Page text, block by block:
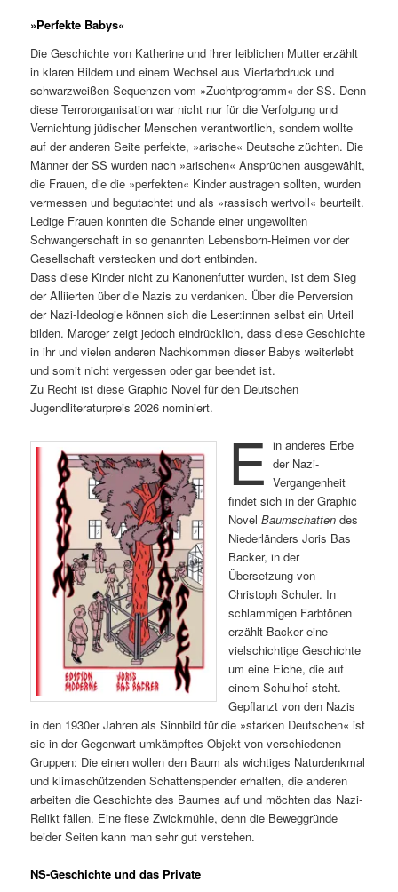
»Perfekte Babys«
Die Geschichte von Katherine und ihrer leiblichen Mutter erzählt
in klaren Bildern und einem Wechsel aus Vierfarbdruck und
schwarzweißen Sequenzen vom »Zuchtprogramm« der SS. Denn
diese Terrororganisation war nicht nur für die Verfolgung und
Vernichtung jüdischer Menschen verantwortlich, sondern wollte
auf der anderen Seite perfekte, »arische« Deutsche züchten. Die
Männer der SS wurden nach »arischen« Ansprüchen ausgewählt,
die Frauen, die die »perfekten« Kinder austragen sollten, wurden
vermessen und begutachtet und als »rassisch wertvoll« beurteilt.
Ledige Frauen konnten die Schande einer ungewollten
Schwangerschaft in so genannten Lebensborn-Heimen vor der
Gesellschaft verstecken und dort entbinden.
Dass diese Kinder nicht zu Kanonenfutter wurden, ist dem Sieg
der Alliierten über die Nazis zu verdanken. Über die Perversion
der Nazi-Ideologie können sich die Leser:innen selbst ein Urteil
bilden. Maroger zeigt jedoch eindrücklich, dass diese Geschichte
in ihr und vielen anderen Nachkommen dieser Babys weiterlebt
und somit nicht vergessen oder gar beendet ist.
Zu Recht ist diese Graphic Novel für den Deutschen
Jugendliteraturpreis 2026 nominiert.
E in anderes Erbe
der Nazi-
Vergangenheit
findet sich in der Graphic
NovelBaumschatten des
Niederländers Joris Bas
Backer, in der
Übersetzung von
Christoph Schuler. In
schlammigen Farbtönen
erzählt Backer eine
vielschichtige Geschichte
um eine Eiche, die auf
einem Schulhof steht.
Gepflanzt von den Nazis
in den 1930er Jahren als Sinnbild für die »starken Deutschen« ist
sie in der Gegenwart umkämpftes Objekt von verschiedenen
Gruppen: Die einen wollen den Baum als wichtiges Naturdenkmal
und klimaschützenden Schattenspender erhalten, die anderen
arbeiten die Geschichte des Baumes auf und möchten das Nazi-
Relikt fällen. Eine fiese Zwickmühle, denn die Beweggründe
beider Seiten kann man sehr gut verstehen.
NS-Geschichte und das Private